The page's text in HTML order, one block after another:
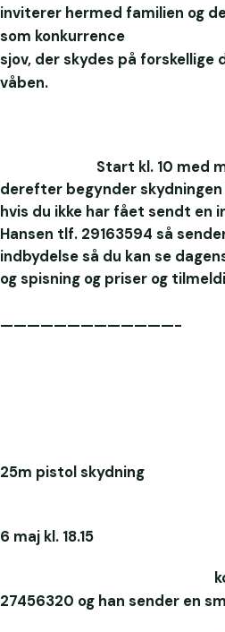
inviterer hermed familien og
som
sjov, der skydes på forskellige
våben.
Start kl. 10 med
derefter begynder
hvis du ikke har fået sendt en
Hansen tlf. 29163594 så
indbydelse så du kan se
og spisning og priser og
—————————————-
25m pistol skydning
5
6 maj kl. 18.15
kontakt
27456320 og han sender en